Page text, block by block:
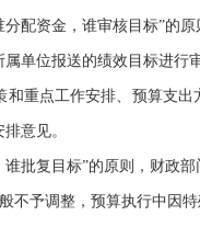
配资金，谁审核目标”的
单位报送的绩效目标进
和重点工作安排、预算支
意见。
批复目标”的原则，财政
予调整，预算执行中因